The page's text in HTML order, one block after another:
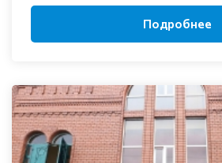
Подробнее